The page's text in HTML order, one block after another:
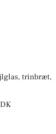
trinbræt,